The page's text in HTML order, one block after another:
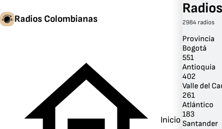
Radios Colombianas
Inicio
2984 radios
Provincia
Bogotá
551
Antioquia
402
Valle del
261
Atlántico
183
Santander